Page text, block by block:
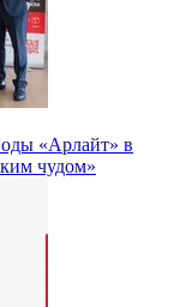
«Арлайт» в
чудом»